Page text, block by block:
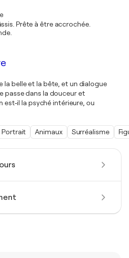
Prête à être accrochée.
belle et la bête, et un dialogue
passe dans la douceur et
est-il la psyché intérieure, ou
Portrait Animaux Surréalisme